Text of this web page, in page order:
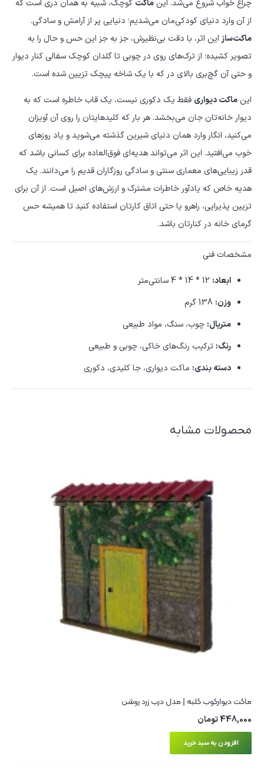
چراغ خواب شروع می‌شد. این ماکت کوچک، شبیه به همان دری است که
از آن وارد دنیای کودکی‌مان می‌شدیم؛ دنیایی پر از آرامش و سادگی.
ماکت‌ساز این اثر، با دقت بی‌نظیرش، جز به جز این حس و حال را به
تصویر کشیده؛ از ترک‌های روی در چوبی تا گلدان کوچک سفالی کنار دیوار
و حتی آن گچ‌بری بالای در که با یک شاخه پیچک تزیین شده است.
این ماکت دیواری فقط یک دکوری نیست، یک قاب خاطره است که به
دیوار خانه‌تان جان می‌بخشد. هر بار که کلیدهایتان را روی آن آویزان
می‌کنید، انگار وارد همان دنیای شیرین گذشته می‌شوید و یاد روزهای
خوب می‌افتید. این اثر می‌تواند هدیه‌ای فوق‌العاده برای کسانی باشد که
قدر زیبایی‌های معماری سنتی و سادگی روزگاران قدیم را می‌دانند. یک
هدیه خاص که یادآور خاطرات مشترک و ارزش‌های اصیل است. از آن برای
تزیین پذیرایی، راهرو یا حتی اتاق کارتان استفاده کنید تا همیشه حس
گرمای خانه در کنارتان باشد.
مشخصات فنی
ابعاد:
وزن:
متریال: چوب، سنگ، مواد طبیعی
رنگ: ترکیب رنگ‌های خاکی، چوبی و طبیعی
دسته بندی: ماکت دیواری، جا کلیدی، دکوری
محصولات مشابه
ماکت دیوارکوب کلبه | مدل درب زرد روشن
448,000تومان
افزودن به سبد خرید